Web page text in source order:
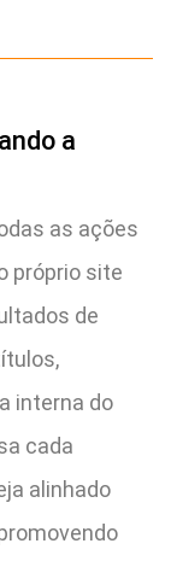
a
as ações
próprio site
de
interna do
cada
alinhado